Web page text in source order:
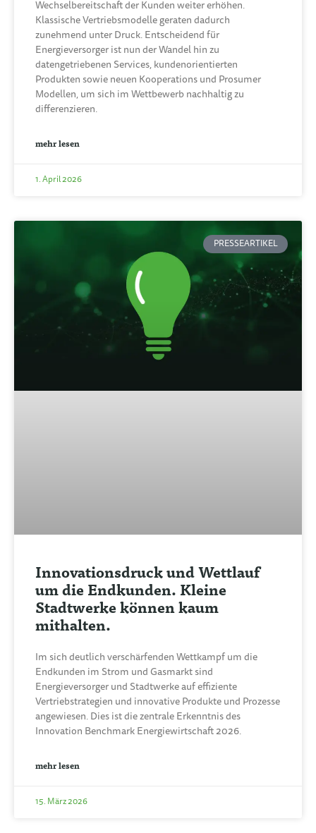
Wechselbereitschaft der Kunden weiter erhöhen.
Klassische Vertriebsmodelle geraten dadurch
zunehmend unter Druck. Entscheidend für
Energieversorger ist nun der Wandel hin zu
datengetriebenen Services, kundenorientierten
Produkten sowie neuen Kooperations und Prosumer
Modellen, um sich im Wettbewerb nachhaltig zu
differenzieren.
mehr lesen
1. April 2026
PRESSEARTIKEL
Innovationsdruck und Wettlauf
um die Endkunden. Kleine
Stadtwerke können kaum
mithalten.
Im sich deutlich verschärfenden Wettkampf um die
Endkunden im Strom und Gasmarkt sind
Energieversorger und Stadtwerke auf effiziente
Vertriebstrategien und innovative Produkte und Prozesse
angewiesen. Dies ist die zentrale Erkenntnis des
Innovation Benchmark Energiewirtschaft 2026.
mehr lesen
15. März 2026